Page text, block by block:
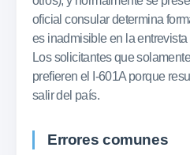
oficial consular determina
es inadmisible en la
Los solicitantes que
prefieren el I-601A porque
salir del país.
Errores comunes